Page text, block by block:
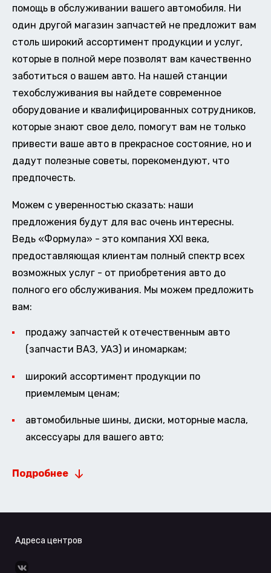
помощь в обслуживании вашего автомобиля. Ни
один другой магазин запчастей не предложит вам
столь широкий ассортимент продукции и услуг,
которые в полной мере позволят вам качественно
заботиться о вашем авто. На нашей станции
техобслуживания вы найдете современное
оборудование и квалифицированных сотрудников,
которые знают свое дело, помогут вам не только
привести ваше авто в прекрасное состояние, но и
дадут полезные советы, порекомендуют, что
предпочесть.
Можем с уверенностью сказать: наши
предложения будут для вас очень интересны.
Ведь «Формула» - это компания XXI века,
предоставляющая клиентам полный спектр всех
возможных услуг - от приобретения авто до
полного его обслуживания. Мы можем предложить
вам:
продажу запчастей к отечественным авто
(запчасти ВАЗ, УАЗ) и иномаркам;
широкий ассортимент продукции по
приемлемым ценам;
автомобильные шины, диски, моторные масла,
аксессуары для вашего авто;
Подробнее
Адреса центров